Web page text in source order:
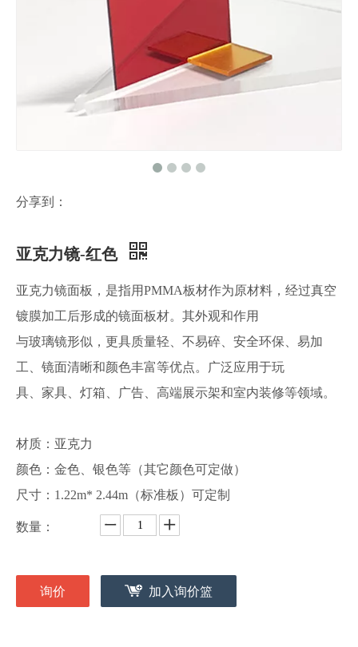
分享到：
亚克力镜-红色
亚克力镜面板，是指用PMMA板材作为原材料，经过真空
镀膜加工后形成的镜面板材。其外观和作用
与玻璃镜形似，更具质量轻、不易碎、安全环保、易加
工、镜面清晰和颜色丰富等优点。广泛应用于玩
具、家具、灯箱、广告、高端展示架和室内装修等领域。
材质：亚克力
颜色：金色、银色等（其它颜色可定做）
尺寸：1.22m* 2.44m（标准板）可定制
数量：
询价 加入询价篮